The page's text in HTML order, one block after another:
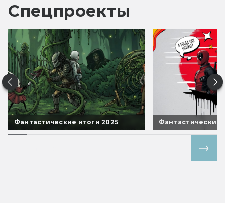
Спецпроекты
Фантастические итоги 2025 Фантастические